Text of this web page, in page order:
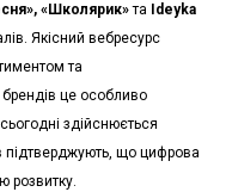
«Школярик»та
Ideyka
Якісний вебресурс
та
брендів це особливо
здійснюється
підтверджують, що цифрова
розвитку.